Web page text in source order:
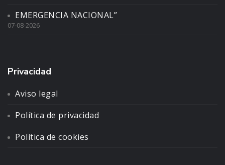
EMERGENCIA NACIONAL”
07-08-2026
Privacidad
Aviso legal
Política de privacidad
Política de cookies